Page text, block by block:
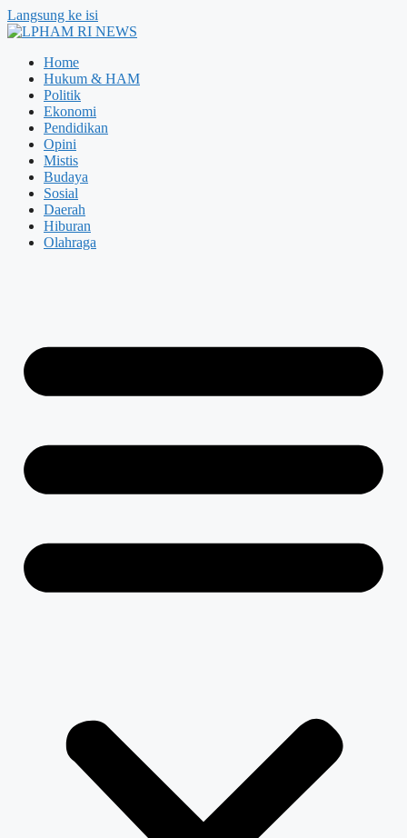
Langsung ke isi
Home
Hukum & HAM
Politik
Ekonomi
Pendidikan
Opini
Mistis
Budaya
Sosial
Daerah
Hiburan
Olahraga